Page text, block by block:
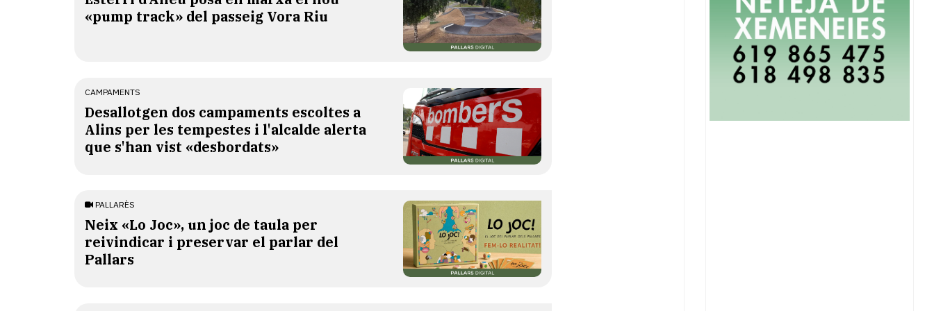
«pump track» del passeig Vora Riu
CAMPAMENTS
​Desallotgen dos campaments escoltes a
Alins per les tempestes i l'alcalde alerta
que s'han vist «desbordats»
PALLARÈS
​Neix «Lo Joc», un joc de taula per
reivindicar i preservar el parlar del
Pallars